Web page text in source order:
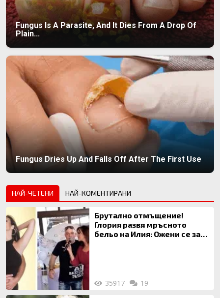
Fungus Is A Parasite, And It Dies From A Drop Of
Plain...
Fungus Dries Up And Falls Off After The First Use
НАЙ-ЧЕТЕНИ НАЙ-КОМЕНТИРАНИ
Брутално отмъщение!
Глория развя мръсното
бельо на Илия: Ожени се за
35917 19